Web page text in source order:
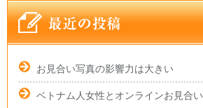
お見合い写真の影響力は大きい
ベトナム人女性とオンラインお見合い